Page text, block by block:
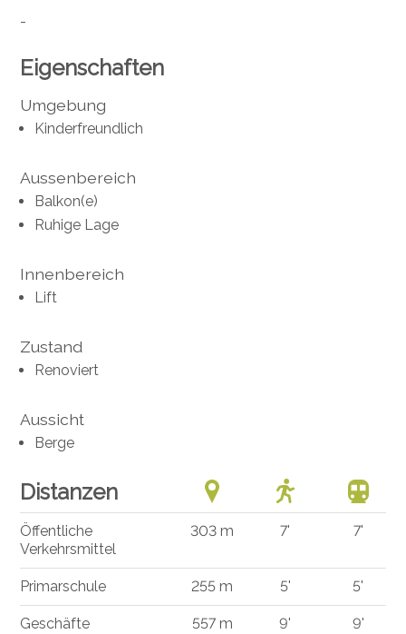
-
Eigenschaften
Umgebung
Kinderfreundlich
Aussenbereich
Balkon(e)
Ruhige Lage
Innenbereich
Lift
Zustand
Renoviert
Aussicht
Berge
Distanzen
Öffentliche
Verkehrsmittel
303 m 7' 7'
Primarschule 255 m 5' 5'
Geschäfte 557 m 9' 9'